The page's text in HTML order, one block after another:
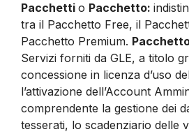
Pacchetti o Pacchetto:
tra il Pacchetto Free, il
Pacchetto Premium.
Servizi forniti da GLE, a titolo
concessione in licenza d’uso
l’attivazione dell’Account
comprendente la gestione dei
tesserati, lo scadenziario delle